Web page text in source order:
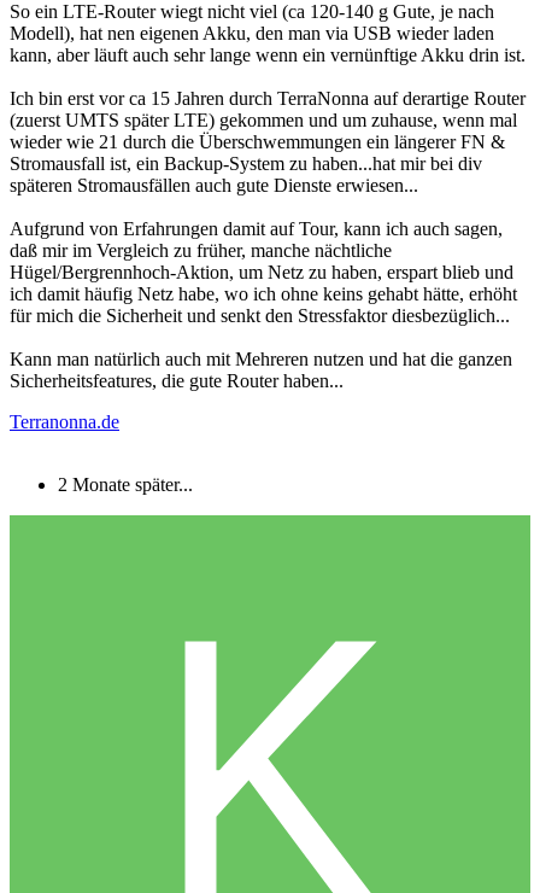
So ein LTE-Router wiegt nicht viel (ca 120-140 g Gute, je nach
Modell), hat nen eigenen Akku, den man via USB wieder laden
kann, aber läuft auch sehr lange wenn ein vernünftige Akku drin ist.
Ich bin erst vor ca 15 Jahren durch TerraNonna auf derartige Router
(zuerst UMTS später LTE) gekommen und um zuhause, wenn mal
wieder wie 21 durch die Überschwemmungen ein längerer FN &
Stromausfall ist, ein Backup-System zu haben...hat mir bei div
späteren Stromausfällen auch gute Dienste erwiesen...
Aufgrund von Erfahrungen damit auf Tour, kann ich auch sagen,
daß mir im Vergleich zu früher, manche nächtliche
Hügel/Bergrennhoch-Aktion, um Netz zu haben, erspart blieb und
ich damit häufig Netz habe, wo ich ohne keins gehabt hätte, erhöht
für mich die Sicherheit und senkt den Stressfaktor diesbezüglich...
Kann man natürlich auch mit Mehreren nutzen und hat die ganzen
Sicherheitsfeatures, die gute Router haben...
Terranonna.de
2 Monate später...